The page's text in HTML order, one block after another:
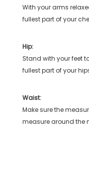
With your arms
fullest part of your
Hip:
Stand with your feet
fullest part of your
Waist:
Make sure the
measure around the